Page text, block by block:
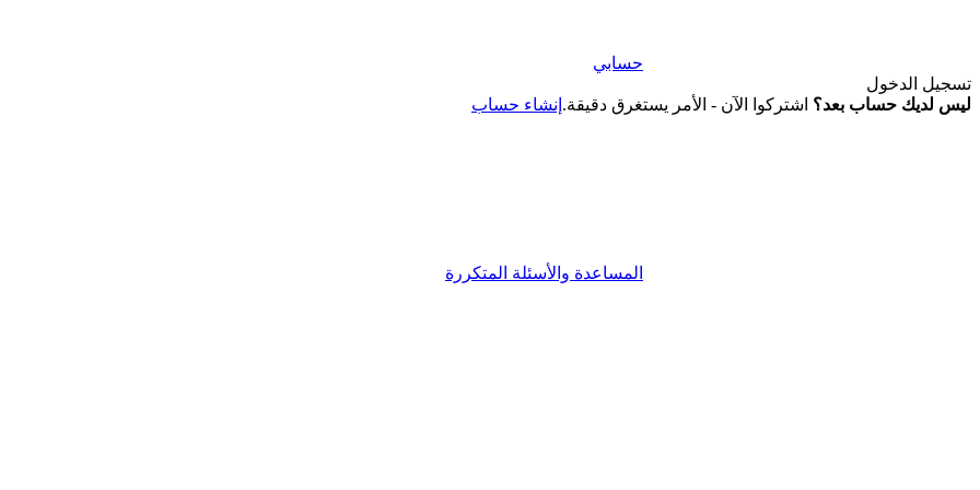
حسابي
تسجيل الدخول
ليس لديك حساب بعد؟ اشتركوا الآن - الأمر يستغرق دقيقة. إنشاء حساب
المساعدة والأسئلة المتكررة